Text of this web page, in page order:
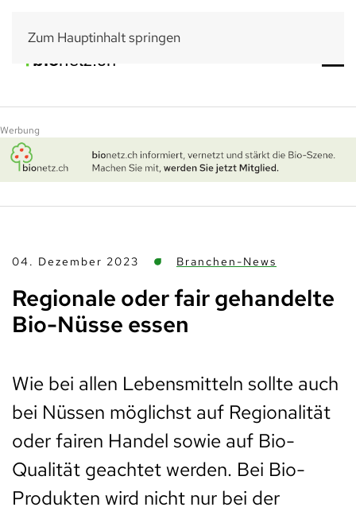
Zum Hauptinhalt springen
Werbung
04. Dezember 2023 Branchen-News
Regionale oder fair gehandelte
Bio-Nüsse essen
Wie bei allen Lebensmitteln sollte auch
bei Nüssen möglichst auf Regionalität
oder fairen Handel sowie auf Bio-
Qualität geachtet werden. Bei Bio-
Produkten wird nicht nur bei der